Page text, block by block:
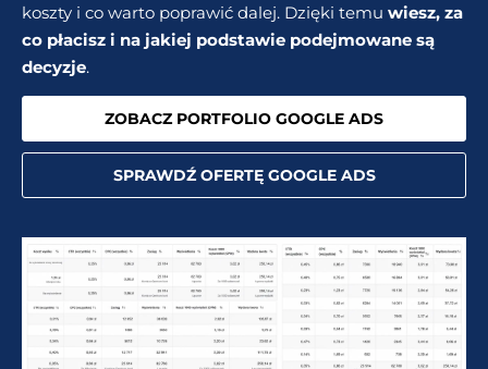
koszty i co warto poprawić dalej. Dzięki temu wiesz, za
co płacisz i na jakiej podstawie podejmowane są
decyzje.
ZOBACZ PORTFOLIO GOOGLE ADS
SPRAWDŹ OFERTĘ GOOGLE ADS